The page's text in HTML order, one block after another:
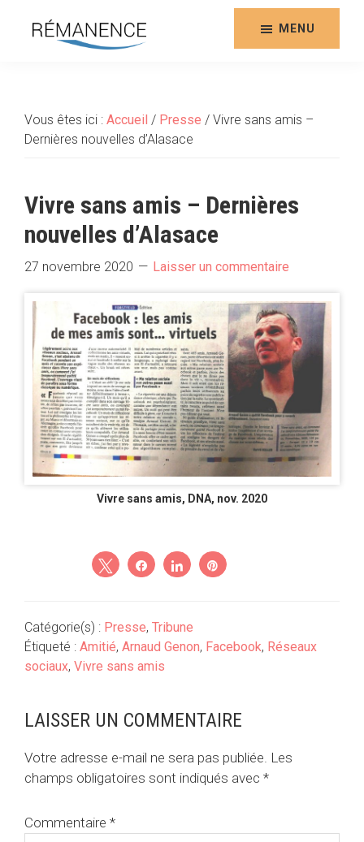
de
la
MENU
Vous êtes ici : Accueil / Presse / Vivre sans amis –
Dernières nouvelles d’Alasace
Vivre sans amis – Dernières
nouvelles d’Alasace
27 novembre 2020 Laisser un commentaire
Vivre sans amis, DNA, nov. 2020
Tweetez PartagezPartagez
Catégorie(s) : Presse, Tribune
Étiqueté : Amitié, Arnaud Genon, Facebook, Réseaux
sociaux, Vivre sans amis
Interactions
lecteur
LAISSER UN COMMENTAIRE
Votre adresse e-mail ne sera pas publiée. Les
champs obligatoires sont indiqués avec *
Commentaire *